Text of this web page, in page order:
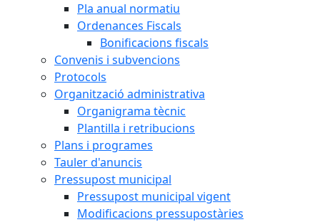
Pla anual normatiu
Ordenances Fiscals
Bonificacions fiscals
Convenis i subvencions
Protocols
Organització administrativa
Organigrama tècnic
Plantilla i retribucions
Plans i programes
Tauler d'anuncis
Pressupost municipal
Pressupost municipal vigent
Modificacions pressupostàries